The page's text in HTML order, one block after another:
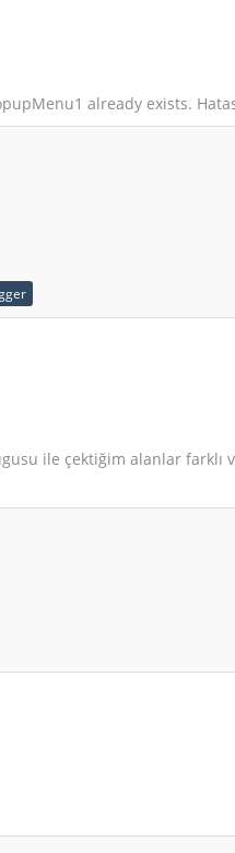
already exists.
ile çektiğim alanlar farklı